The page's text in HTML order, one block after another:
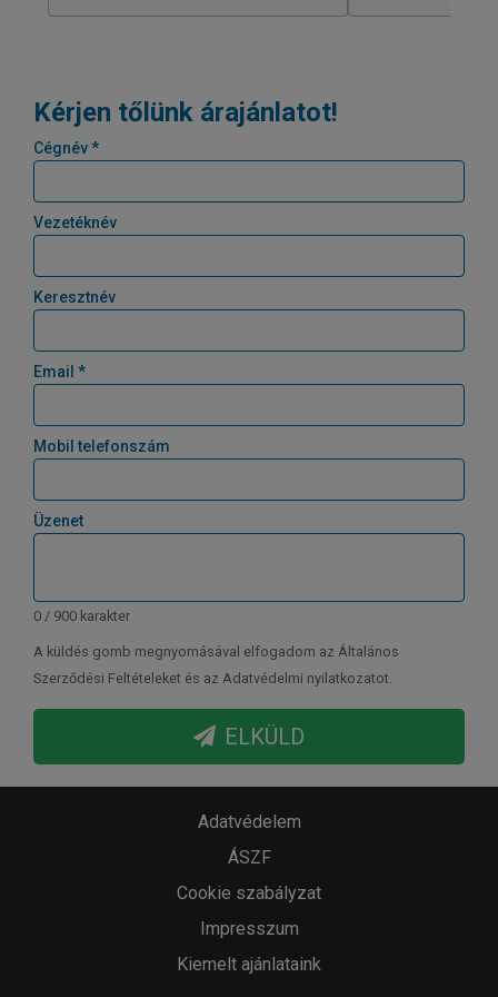
Kérjen tőlünk árajánlatot!
Cégnév *
Vezetéknév
Keresztnév
Email *
Mobil telefonszám
Üzenet
0 / 900 karakter
A küldés gomb megnyomásával elfogadom az Általános
Szerződési Feltételeket és az Adatvédelmi nyilatkozatot.
ELKÜLD
Adatvédelem
ÁSZF
Cookie szabályzat
Impresszum
Kiemelt ajánlataink